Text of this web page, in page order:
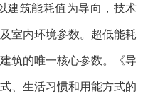
建筑能耗值为导向，技术
室内环境参数。超低能耗
筑的唯一核心参数。《导
、生活习惯和用能方式的